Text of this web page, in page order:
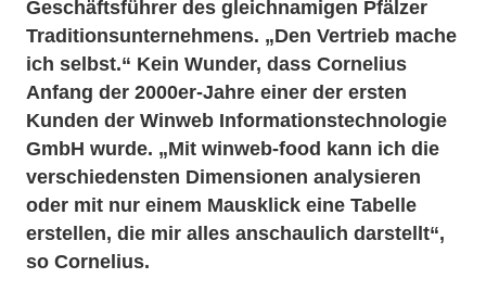
Geschäftsführer des gleichnamigen Pfälzer
Traditionsunternehmens. „Den Vertrieb mache
ich selbst.“ Kein Wunder, dass Cornelius
Anfang der 2000er-Jahre einer der ersten
Kunden der Winweb Informationstechnologie
GmbH wurde. „Mit winweb-food kann ich die
verschiedensten Dimensionen analysieren
oder mit nur einem Mausklick eine Tabelle
erstellen, die mir alles anschaulich darstellt“,
so Cornelius.